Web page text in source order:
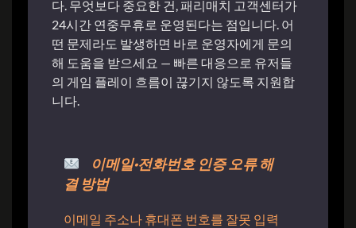
다. 무엇보다 중요한 건, 패리매치 고객센터가
24시간 연중무휴로 운영된다는 점입니다. 어
떤 문제라도 발생하면 바로 운영자에게 문의
해 도움을 받으세요 — 빠른 대응으로 유저들
의 게임 플레이 흐름이 끊기지 않도록 지원합
니다.
이메일·전화번호 인증 오류 해
결 방법
이메일 주소나 휴대폰 번호를 잘못 입력